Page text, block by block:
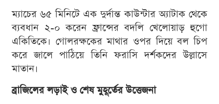
ম্যাচের ৬৫ মিনিটে এক দুর্দান্ত কাউন্টার অ্যাটাক থেকে
ব্যবধান ২-০ করেন ফ্রান্সের বদলি খেলোয়াড় হুগো
একিতিকে। গোলরক্ষকের মাথার ওপর দিয়ে বল চিপ
করে জালে পাঠিয়ে তিনি ফরাসি দর্শকদের উল্লাসে
মাতান।
ব্রাজিলের লড়াই ও শেষ মুহূর্তের উত্তেজনা